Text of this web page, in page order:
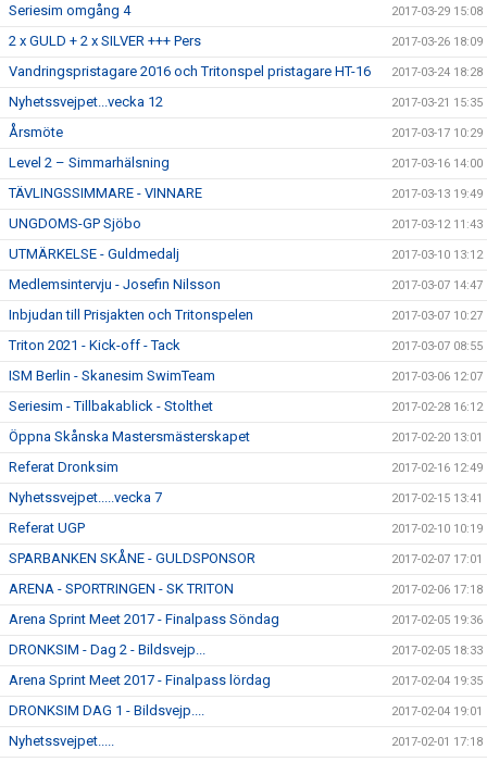
Seriesim omgång 4 2017-03-29 15:08
2 x GULD + 2 x SILVER +++ Pers 2017-03-26 18:09
Vandringspristagare 2016 och Tritonspel pristagare HT-16 2017-03-24 18:28
Nyhetssvejpet...vecka 12 2017-03-21 15:35
Årsmöte 2017-03-17 10:29
Level 2 – Simmarhälsning 2017-03-16 14:00
TÄVLINGSSIMMARE - VINNARE 2017-03-13 19:49
UNGDOMS-GP Sjöbo 2017-03-12 11:43
UTMÄRKELSE - Guldmedalj 2017-03-10 13:12
Medlemsintervju - Josefin Nilsson 2017-03-07 14:47
Inbjudan till Prisjakten och Tritonspelen 2017-03-07 10:27
Triton 2021 - Kick-off - Tack 2017-03-07 08:55
ISM Berlin - Skanesim SwimTeam 2017-03-06 12:07
Seriesim - Tillbakablick - Stolthet 2017-02-28 16:12
Öppna Skånska Mastersmästerskapet 2017-02-20 13:01
Referat Dronksim 2017-02-16 12:49
Nyhetssvejpet.....vecka 7 2017-02-15 13:41
Referat UGP 2017-02-10 10:19
SPARBANKEN SKÅNE - GULDSPONSOR 2017-02-07 17:01
ARENA - SPORTRINGEN - SK TRITON 2017-02-06 17:18
Arena Sprint Meet 2017 - Finalpass Söndag 2017-02-05 19:36
DRONKSIM - Dag 2 - Bildsvejp... 2017-02-05 18:33
Arena Sprint Meet 2017 - Finalpass lördag 2017-02-04 19:35
DRONKSIM DAG 1 - Bildsvejp.... 2017-02-04 19:01
Nyhetssvejpet..... 2017-02-01 17:18